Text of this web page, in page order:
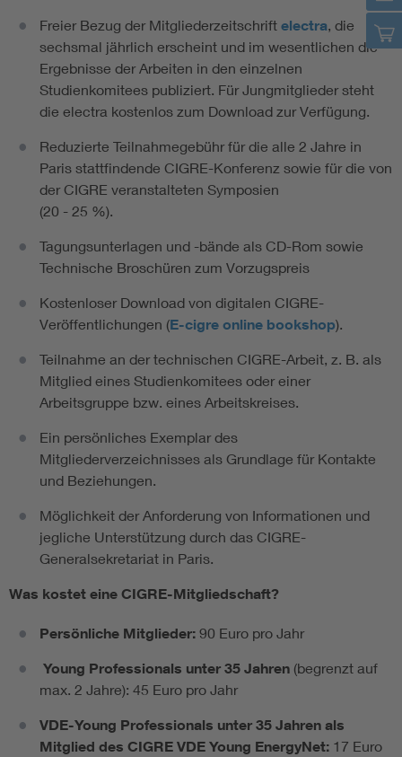
Freier Bezug der Mitgliederzeitschrift electra, die
sechsmal jährlich erscheint und im wesentlichen die
Ergebnisse der Arbeiten in den einzelnen
Studienkomitees publiziert. Für Jungmitglieder steht
die electra kostenlos zum Download zur Verfügung.
Reduzierte Teilnahmegebühr für die alle 2 Jahre in
Paris stattfindende CIGRE-Konferenz sowie für die von
der CIGRE veranstalteten Symposien
(20 - 25 %).
Tagungsunterlagen und -bände als CD-Rom sowie
Technische Broschüren zum Vorzugspreis
Kostenloser Download von digitalen CIGRE-
Veröffentlichungen (E-cigre online bookshop).
Teilnahme an der technischen CIGRE-Arbeit, z. B. als
Mitglied eines Studienkomitees oder einer
Arbeitsgruppe bzw. eines Arbeitskreises.
Ein persönliches Exemplar des
Mitgliederverzeichnisses als Grundlage für Kontakte
und Beziehungen.
Möglichkeit der Anforderung von Informationen und
jegliche Unterstützung durch das CIGRE-
Generalsekretariat in Paris.
Was kostet eine CIGRE-Mitgliedschaft?
Persönliche Mitglieder: 90 Euro pro Jahr
Young Professionals unter 35 Jahren (begrenzt auf
max. 2 Jahre): 45 Euro pro Jahr
VDE-Young Professionals unter 35 Jahren als
Mitglied des CIGRE VDE Young EnergyNet: 17 Euro